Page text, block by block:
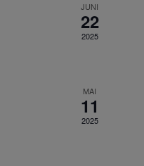
JUNI
22
2025
MAI
11
2025